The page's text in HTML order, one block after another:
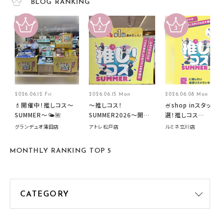
BLOG RANKING
2026.06.12 Fri
💄開催中！推しコス〜
SUMMER〜🌤️🌺
グランデュオ蒲田店
2026.06.15 Mon
～推しコス！
SUMMER2026～開催
中です！
アトレ松戸店
2026.06.08 Mon
🍧shop inスタッフ
選！推しコス
summer2026開催
ルミネ立川店
MONTHLY RANKING TOP 5